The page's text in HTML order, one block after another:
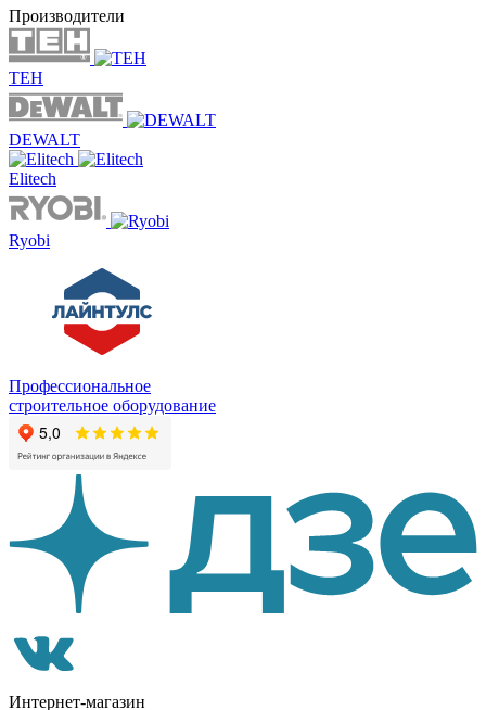
Производители
TEH
DEWALT
Elitech
Ryobi
Профессиональное
строительное оборудование
Интернет-магазин